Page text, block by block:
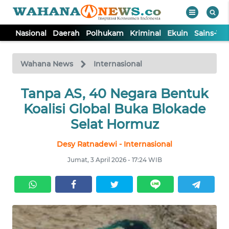
Nasional Daerah Polhukam Kriminal Ekuin Sains-
Wahana News Internasional
Tanpa AS, 40 Negara Bentuk
Koalisi Global Buka Blokade
Selat Hormuz
Desy Ratnadewi - Internasional
Jumat, 3 April 2026 - 17:24 WIB
TV
Tutup
NASIONAL
KRIMINAL
EKUIN